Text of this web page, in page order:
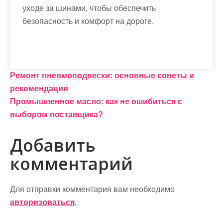
уходе за шинами, чтобы обеспечить
безопасность и комфорт на дороге.
Н
а
в
и
г
а
ц
Ремонт пневмоподвески: основные советы и
рекомендации
Промышленное масло: как не ошибиться с
выбором поставщика?
Добавить
комментарий
Для отправки комментария вам необходимо
авторизоваться.